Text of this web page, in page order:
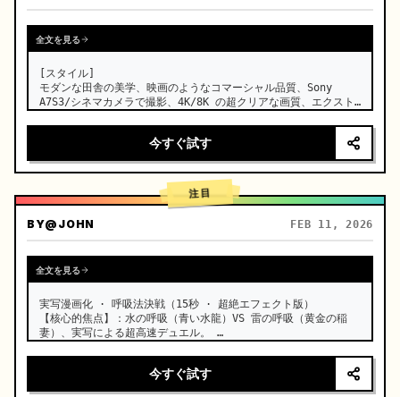
全文を見る
[スタイル]
モダンな田舎の美学、映画のようなコマーシャル品質、Sony
A7S3/シネマカメラで撮影、4K/8K の超クリアな画質、エクスト
[シーン]
手入れの行き届いたモダンな農家のオープンキッチン、背景には
青々とした菜園、明るい日差し。
モダンな田舎のクリエイター、黒い長い髪を木製のヘアピンで無造
作にまとめ、ダークブルーの快適なリネン服を着用、クリアなメイ
ク、集中した穏やかな瞳。
今すぐ試す
注目
BY@JOHN FEB 11, 2026
全文を見る
実写漫画化 · 呼吸法決戦（15秒 · 超絶エフェクト版）
【核心的焦点】：水の呼吸（青い水龍）VS 雷の呼吸（黄金の稲
妻）、実写による超高速デュエル。 …
今すぐ試す